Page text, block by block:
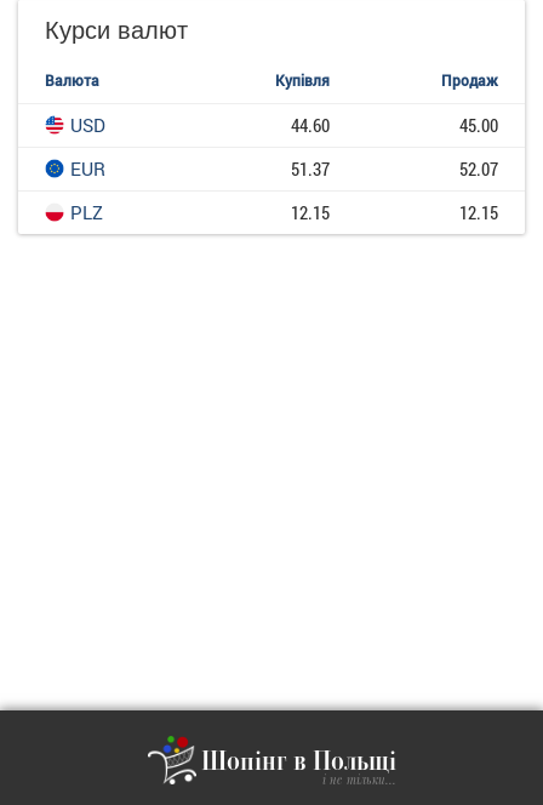
Курси валют
Валюта Купівля Продаж
USD 44.60
45.00
EUR
51.37
52.07
PLZ
12.15 12.15
Шопінг в Польщі
і не тільки...